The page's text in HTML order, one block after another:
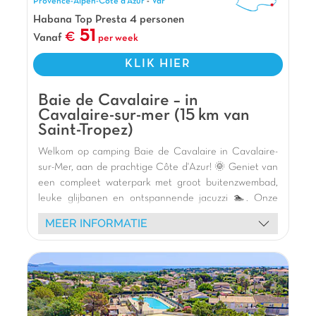
de la Coopérative"). Mijn favoriete
accommodatie: de nieuwe "Bizouquet"
stacaravans, waar kinderen dol op zijn. La
Pinède heeft ook twee glijbanen en animaties
die zowel jong als oud zullen plezieren!
Pluspunten
Verwarmde zwembaden
Slechts 10km van St. Tropez
Op 2 km van stranden
Habana Top Presta 4 personen
Vanaf
51 per week
KLIK HIER
Baie de Cavalaire – in
Cavalaire-sur-mer (15 km van
Saint-Tropez)
Welkom op camping Baie de Cavalaire in Cavalaire-
sur-Mer, aan de prachtige Côte d'Azur! 🌞 Geniet van
een compleet waterpark met groot buitenzwembad,
leuke glijbanen en ontspannende jacuzzi 🏊. Onze
moderne en comfortabele stacaravans, met
schaduwrijke terrassen te midden van weelderige
vrienden. Kinderen zullen dol zijn op de speeltuin en
de gevarieerde animatie met onze mascotte 🎢,
terwijl oudere kinderen en volwassenen kunnen
genieten van het multisportterrein en de
MEER INFORMATIE